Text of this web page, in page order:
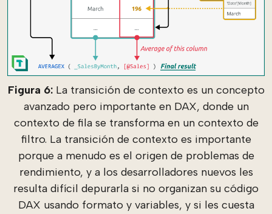
Figura 6:La transición de contexto es un concepto
avanzado pero importante en DAX, donde un
contexto de fila se transforma en un contexto de
filtro. La transición de contexto es importante
porque a menudo es el origen de problemas de
rendimiento, y a los desarrolladores nuevos les
resulta difícil depurarla si no organizan su código
DAX usando formato y variables, y si les cuesta